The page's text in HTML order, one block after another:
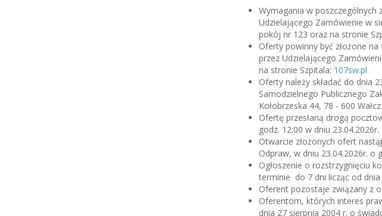
Wymagania w poszczególnych
Udzielającego Zamówienie w
pokój nr 123 oraz na stronie
Oferty powinny być złożone
przez Udzielającego
na stronie Szpitala: 107sw.pl
Oferty należy składać do dnia
Samodzielnego Publicznego
Kołobrzeska 44, 78 - 600 Wałcz.
Ofertę przesłaną drogą
godz. 12:00 w dniu 23.04.2026r.
Otwarcie złożonych ofert
Odpraw, w dniu 23.04.2026r. o
Ogłoszenie o rozstrzygnięciu
terminie do 7 dni licząc od dnia
Oferent pozostaje związany z
Oferentom, których interes
dnia 27 sierpnia 2004 r. o